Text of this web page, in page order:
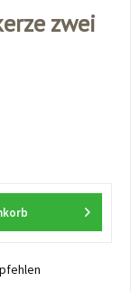
zwei